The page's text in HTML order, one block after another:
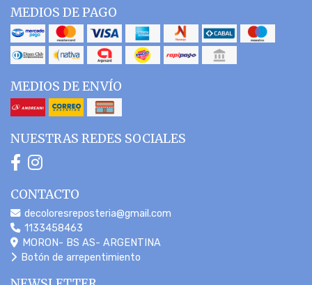
MEDIOS DE PAGO
MEDIOS DE ENVÍO
NUESTRAS REDES SOCIALES
CONTACTO
decoloresreposteria@gmail.com
1133458463
MORON- BS AS- ARGENTINA
Botón de arrepentimiento